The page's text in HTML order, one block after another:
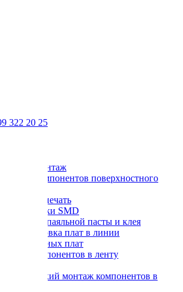
322 20 25
монтаж
компонентов поверхностного
печать
для пайки SMD
паяльной пасты и клея
плат в линии
печатных плат
компонентов в ленту
монтаж компонентов в